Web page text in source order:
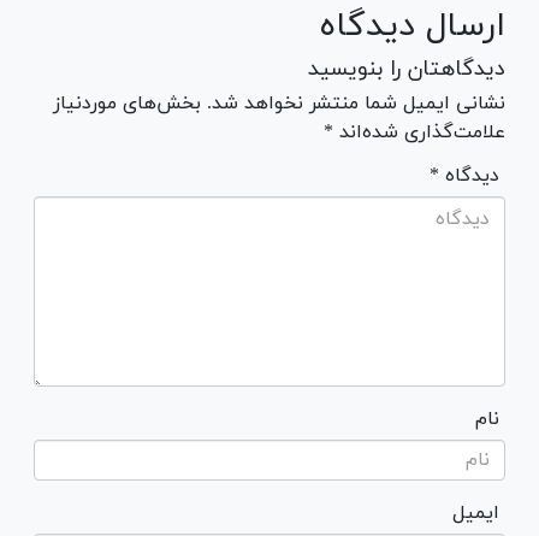
ارسال دیدگاه
دیدگاهتان را بنویسید
نشانی ایمیل شما منتشر نخواهد شد. بخش‌های موردنیاز
علامت‌گذاری شده‌اند *
* دیدگاه
نام
ایمیل